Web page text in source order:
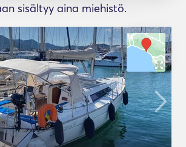
sisältyy aina miehistö.